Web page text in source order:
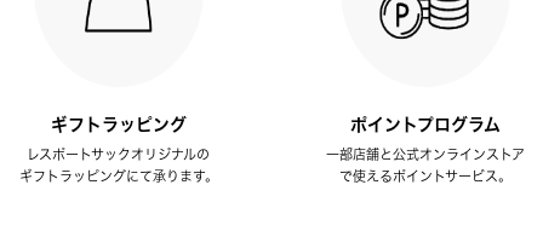
ギフトラッピング
レスポートサックオリジナルの
ギフトラッピングにて承ります。
ポイントプログラム
一部店舗と公式オンラインストア
で使えるポイントサービス。